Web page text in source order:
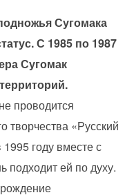
Сугомака
С 1985 по 1987
Сугомак
проводится
творчества «Русский
году вместе с
подходит ей по духу.